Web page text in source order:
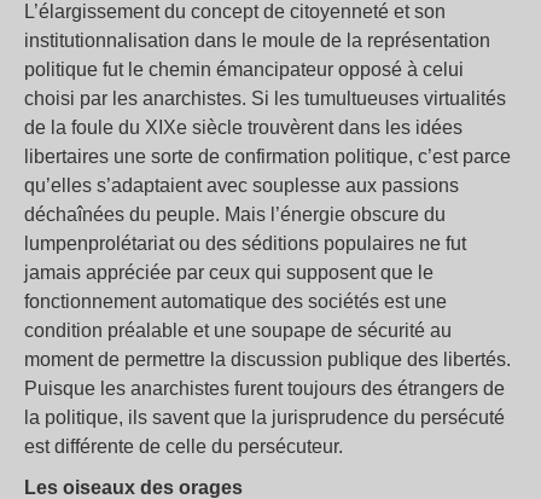
L’élargissement du concept de citoyenneté et son
institutionnalisation dans le moule de la représentation
politique fut le chemin émancipateur opposé à celui
choisi par les anarchistes. Si les tumultueuses virtualités
de la foule du XIXe siècle trouvèrent dans les idées
libertaires une sorte de confirmation politique, c’est parce
qu’elles s’adaptaient avec souplesse aux passions
déchaînées du peuple. Mais l’énergie obscure du
lumpenprolétariat ou des séditions populaires ne fut
jamais appréciée par ceux qui supposent que le
fonctionnement automatique des sociétés est une
condition préalable et une soupape de sécurité au
moment de permettre la discussion publique des libertés.
Puisque les anarchistes furent toujours des étrangers de
la politique, ils savent que la jurisprudence du persécuté
est différente de celle du persécuteur.
Les oiseaux des orages